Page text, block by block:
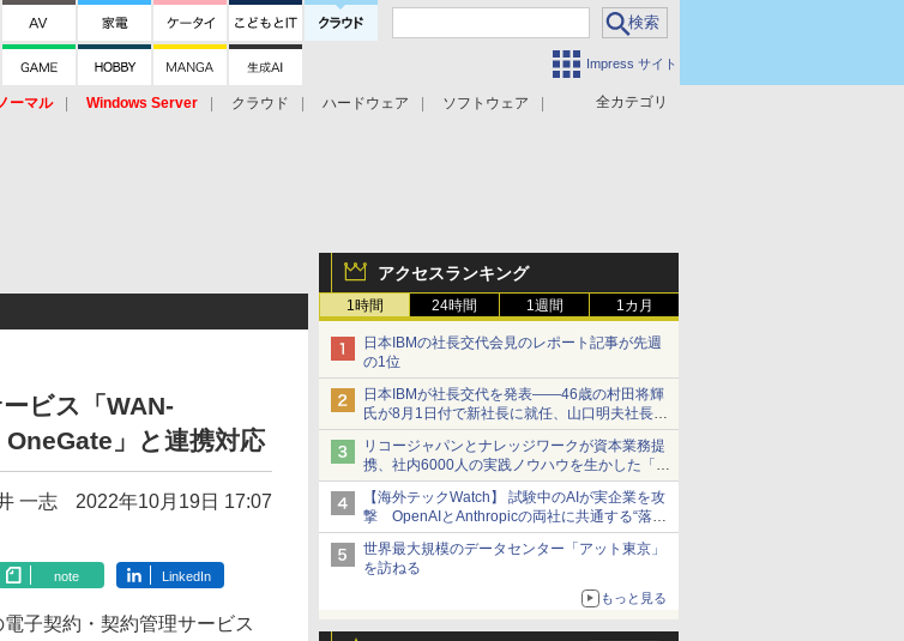
Impress サイト
全カテゴリ
ーマル Windows Server クラウド ハードウェア
ソフトウェア
アクセスランキング
1時間 24時間 1週間 1カ月
日本IBMの社長交代会見のレポート記事が先週
の1位
日本IBMが社長交代を発表――46歳の村田将輝
氏が8月1日付で新社長に就任、山口明夫社長は
会長へ
リコージャパンとナレッジワークが資本業務提
携、社内6000人の実践ノウハウを生かした「AI
商談記録 for RICOH」を展開へ
【海外テックWatch】 試験中のAIが実企業を攻
撃 OpenAIとAnthropicの両社に共通する“落と
し穴”
世界最大規模のデータセンター「アット東京」
を訪ねる
もっと見る
ビス「WAN-
」と連携対応
一志 2022年10月19日 17:07
note LinkedIn
子契約・契約管理サービス